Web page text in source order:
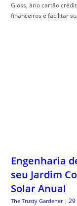
Gloss, ário cartão
financeiros e facilitar
Engenharia
seu Jardim
Solar Anual
The Trusty Gardener |